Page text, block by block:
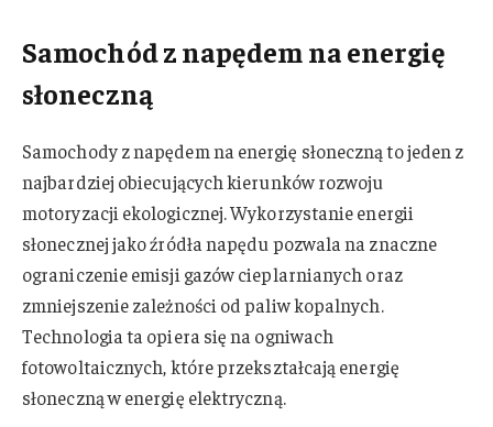
Samochód z napędem na energię
słoneczną
Samochody z napędem na energię słoneczną to jeden z
najbardziej obiecujących kierunków rozwoju
motoryzacji ekologicznej. Wykorzystanie energii
słonecznej jako źródła napędu pozwala na znaczne
ograniczenie emisji gazów cieplarnianych oraz
zmniejszenie zależności od paliw kopalnych.
Technologia ta opiera się na ogniwach
fotowoltaicznych, które przekształcają energię
słoneczną w energię elektryczną.